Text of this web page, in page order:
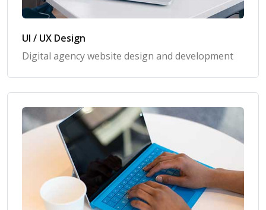
UI / UX Design
Digital agency website design and development